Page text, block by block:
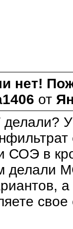
нет!
от
СОЭ в
делали